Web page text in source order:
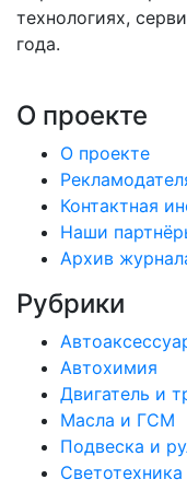
технологиях,
года.
О проекте
О проекте
Контактная
Наши
Архив
Рубрики
Автохимия
Двигатель и
Масла и ГСМ
Подвеска и
Светотехника